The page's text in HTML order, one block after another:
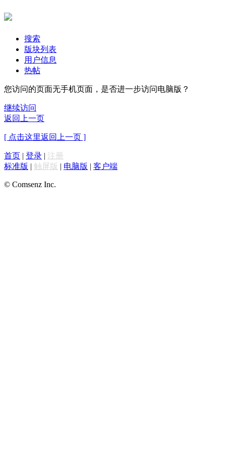
搜索
版块列表
用户信息
热帖
您访问的页面无手机页面，是否进一步访问电脑版？
继续访问
返回上一页
[ 点击这里返回上一页 ]
首页 | 登录 | 注册
标准版 | 触屏版 | 电脑版 | 客户端
© Comsenz Inc.